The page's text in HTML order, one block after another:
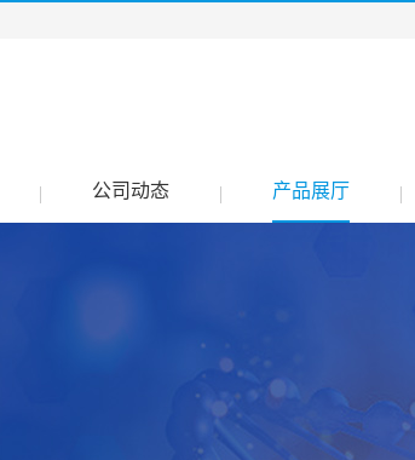
公司动态 产品展厅